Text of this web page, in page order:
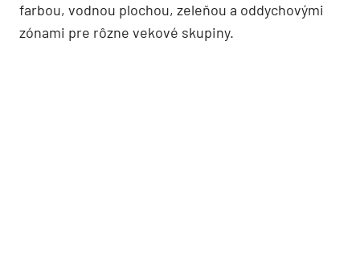
farbou, vodnou plochou, zeleňou a oddychovými
zónami pre rôzne vekové skupiny.